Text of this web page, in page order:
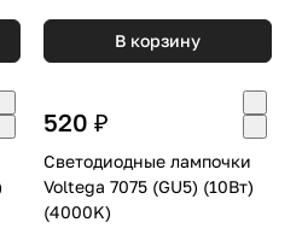
В корзину
520 ₽
Светодиодные лампочки
Voltega 7075 (GU5) (10Вт)
(4000K)